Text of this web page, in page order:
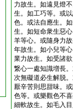
力故生。如遠見燈
生。如工巧等。或
色。或法自應生。
生。如短命衆生惡
羊等心。或隨身力
年故生。如小兒等
業力故生。如受諸
繋心一處知識増長
次無礙道必生解脱
厭辛苦則思甜味。
色等。或樂觀色不
細軟故生。如毛入